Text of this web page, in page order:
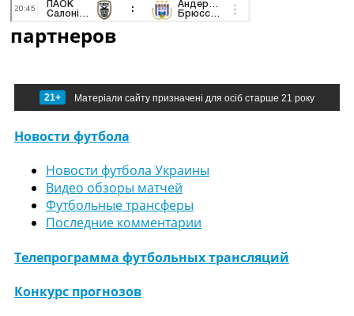
партнеров
21+ Матеріали сайту призначені для осіб старше 21 року
Новости футбола
Новости футбола Украины
Видео обзоры матчей
Футбольные трансферы
Последние комментарии
Телепрограмма футбольных трансляций
Конкурс прогнозов